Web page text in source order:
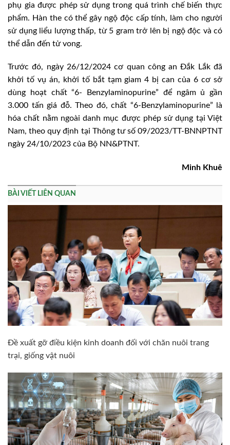
phụ gia được phép sử dụng trong quá trình chế biến thực
phẩm. Hàn the có thể gây ngộ độc cấp tính, làm cho người
sử dụng liểu lượng thấp, từ 5 gram trở lên bị ngộ độc và có
thể dẫn đến tử vong.
Trước đó, ngày 26/12/2024 cơ quan công an Đắk Lắk đã
khởi tố vụ án, khởi tố bắt tạm giam 4 bị can của 6 cơ sở
dùng hoạt chất “6- Benzylaminopurine” để ngâm ủ gần
3.000 tấn giá đỗ. Theo đó, chất “6-Benzylaminopurine” là
hóa chất nằm ngoài danh mục được phép sử dụng tại Việt
Nam, theo quy định tại Thông tư số 09/2023/TT-BNNPTNT
ngày 24/10/2023 của Bộ NN&PTNT.
Minh Khuê
BÀI VIẾT LIÊN QUAN
Đề xuất gỡ điều kiện kinh doanh đối với chăn nuôi trang
trại, giống vật nuôi